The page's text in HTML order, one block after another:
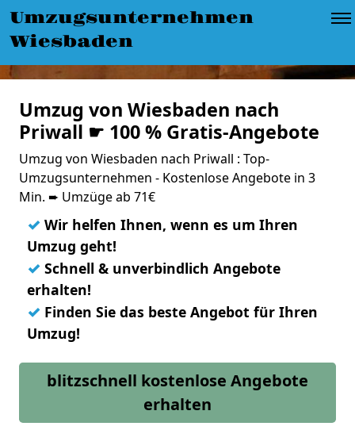
Umzugsunternehmen
Wiesbaden
Umzug von Wiesbaden nach
Priwall ☛ 100 % Gratis-Angebote
Umzug von Wiesbaden nach Priwall : Top-
Umzugsunternehmen - Kostenlose Angebote in 3
Min. ➨ Umzüge ab 71€
✓ Wir helfen Ihnen, wenn es um Ihren
Umzug geht!
✓ Schnell & unverbindlich Angebote
erhalten!
✓ Finden Sie das beste Angebot für Ihren
Umzug!
blitzschnell kostenlose Angebote
erhalten